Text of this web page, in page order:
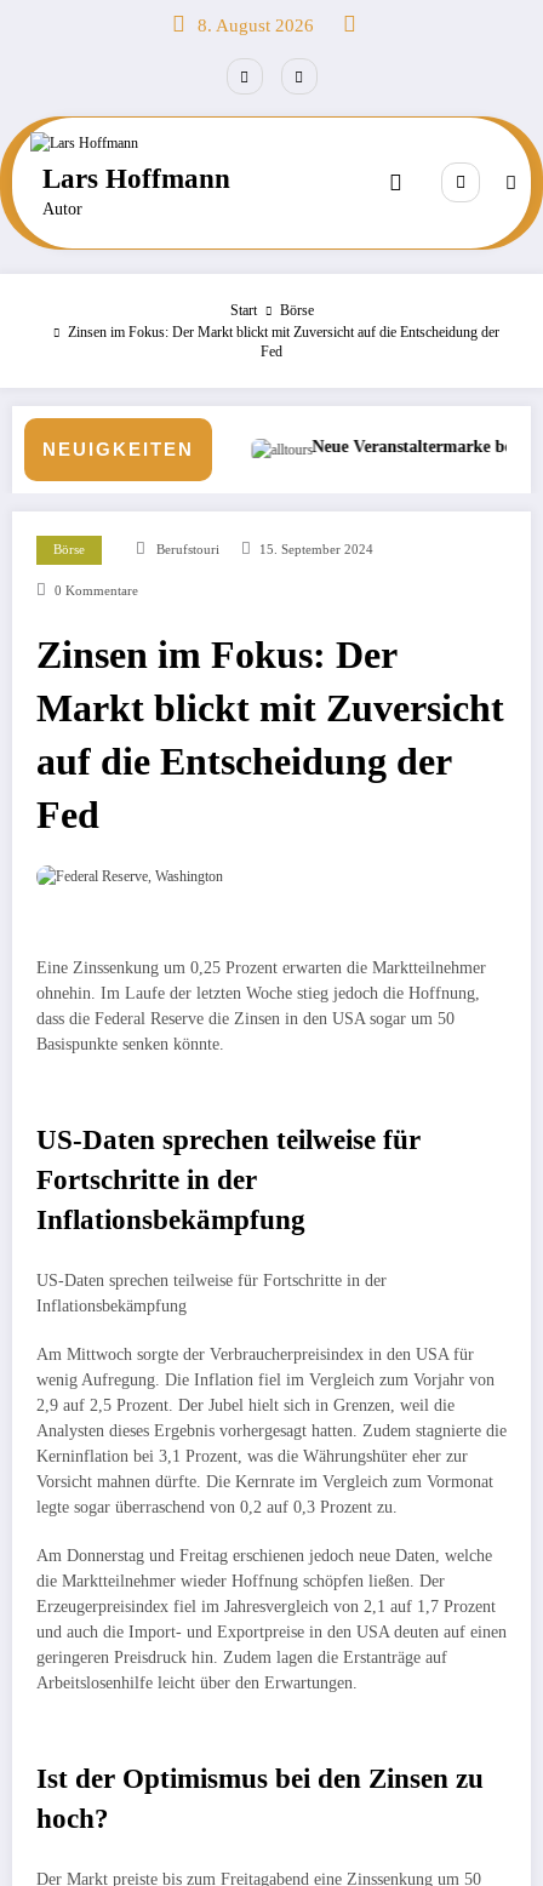
8. August 2026
Lars Hoffmann
Autor
Start
Börse
Zinsen im Fokus: Der Markt blickt mit Zuversicht auf die Entscheidung der
Fed
NEUIGKEITEN
Neue Veranstaltermarke bei alltours Börse: KI-
Börse Berufstouri 15. September 2024
0 Kommentare
Zinsen im Fokus: Der
Markt blickt mit Zuversicht
auf die Entscheidung der
Fed
Eine Zinssenkung um 0,25 Prozent erwarten die Marktteilnehmer
ohnehin. Im Laufe der letzten Woche stieg jedoch die Hoffnung,
dass die Federal Reserve die Zinsen in den USA sogar um 50
Basispunkte senken könnte.
US-Daten sprechen teilweise für
Fortschritte in der
Inflationsbekämpfung
US-Daten sprechen teilweise für Fortschritte in der
Inflationsbekämpfung
Am Mittwoch sorgte der Verbraucherpreisindex in den USA für
wenig Aufregung. Die Inflation fiel im Vergleich zum Vorjahr von
2,9 auf 2,5 Prozent. Der Jubel hielt sich in Grenzen, weil die
Analysten dieses Ergebnis vorhergesagt hatten. Zudem stagnierte die
Kerninflation bei 3,1 Prozent, was die Währungshüter eher zur
Vorsicht mahnen dürfte. Die Kernrate im Vergleich zum Vormonat
legte sogar überraschend von 0,2 auf 0,3 Prozent zu.
Am Donnerstag und Freitag erschienen jedoch neue Daten, welche
die Marktteilnehmer wieder Hoffnung schöpfen ließen. Der
Erzeugerpreisindex fiel im Jahresvergleich von 2,1 auf 1,7 Prozent
und auch die Import- und Exportpreise in den USA deuten auf einen
geringeren Preisdruck hin. Zudem lagen die Erstanträge auf
Arbeitslosenhilfe leicht über den Erwartungen.
Ist der Optimismus bei den Zinsen zu
hoch?
Der Markt preiste bis zum Freitagabend eine Zinssenkung um 50